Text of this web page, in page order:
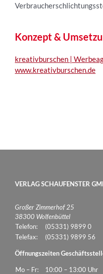
Konzept &
kreativburschen |
www.kreativburschen.de
VERLAG SCHAUFENSTER
Großer Zimmerhof 25
38300 Wolfenbüttel
Telefon:
(05331) 9899 0
Telefax:
(05331) 9899 56
Öffnungszeiten
Mo – Fr:
10:00 – 13:00 Uhr